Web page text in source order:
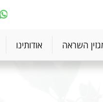
השראה אודותינו